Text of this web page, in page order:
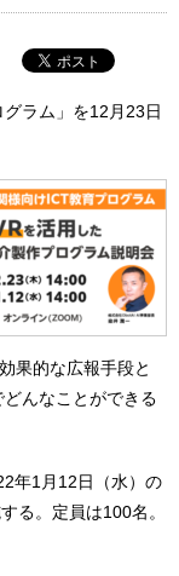
ラム」を12月23日
果的な広報手段と
んなことができる
年1月12日（水）の
る。定員は100名。